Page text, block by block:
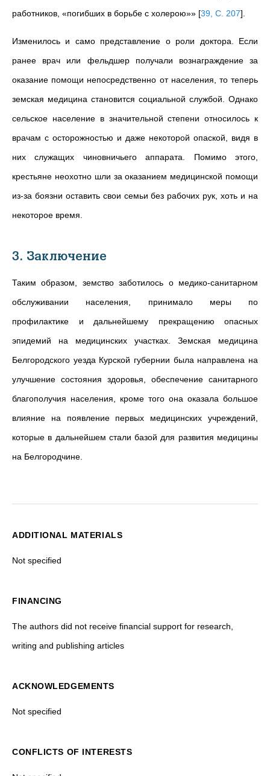
работников, «погибших в борьбе с холерою»» [39, С. 207]
Изменилось и само представление о роли доктора. Если
ранее врач или фельдшер получали вознаграждение за
оказание помощи непосредственно от населения, то теперь
земская медицина становится социальной службой. Однако
сельское население в значительной степени относилось к
врачам с осторожностью и даже некоторой опаской, видя в
них служащих чиновничьего аппарата. Помимо этого,
крестьяне неохотно шли за оказанием медицинской помощи
из-за боязни оставить свои семьи без рабочих рук, хоть и на
некоторое время.
3. Заключение
Таким образом, земство заботилось о медико-санитарном
обслуживании населения, принимало меры по
профилактике и дальнейшему прекращению опасных
эпидемий на медицинских участках. Земская медицина
Белгородского уезда Курской губернии была направлена на
улучшение состояния здоровья, обеспечение санитарного
благополучия населения, кроме того она оказала большое
влияние на появление первых медицинских учреждений,
которые в дальнейшем стали базой для развития медицины
на Белгородчине.
ADDITIONAL MATERIALS
Not specified
FINANCING
The authors did not receive financial support for research,
writing and publishing articles
ACKNOWLEDGEMENTS
Not specified
CONFLICTS OF INTERESTS